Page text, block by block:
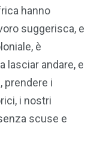
hanno
suggerisca, e
è
lasciar andare, e
prendere i
i nostri
scuse e